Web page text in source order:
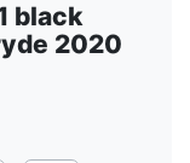
black
2020